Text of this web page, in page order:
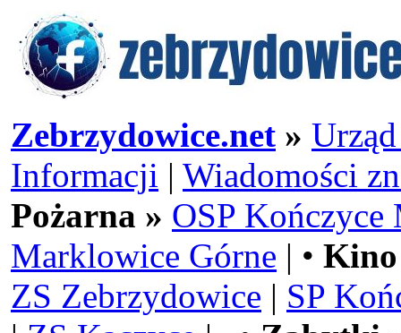
Zebrzydowice.net »
Informacji | Wiadomości
Pożarna » OSP Kończyce
Marklowice Górne | •
ZS Zebrzydowice | SP